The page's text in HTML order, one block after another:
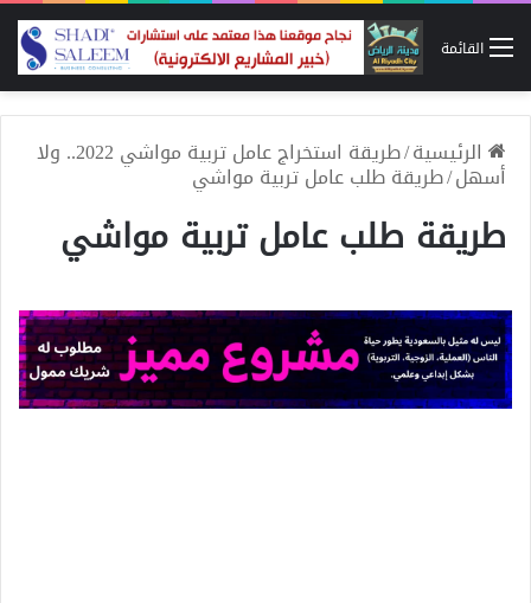
القائمة
الرئيسية/ طريقة استخراج عامل تربية مواشي 2022.. ولا
أسهل/طريقة طلب عامل تربية مواشي
طريقة طلب عامل تربية مواشي